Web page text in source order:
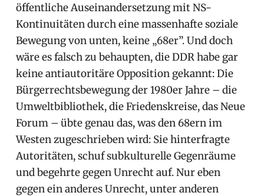
öffentliche Auseinandersetzung mit NS-
Kontinuitäten durch eine massenhafte soziale
Bewegung von unten, keine „68er”. Und doch
wäre es falsch zu behaupten, die DDR habe gar
keine antiautoritäre Opposition gekannt: Die
Bürgerrechtsbewegung der 1980er Jahre – die
Umweltbibliothek, die Friedenskreise, das Neue
Forum – übte genau das, was den 68ern im
Westen zugeschrieben wird: Sie hinterfragte
Autoritäten, schuf subkulturelle Gegenräume
und begehrte gegen Unrecht auf. Nur eben
gegen ein anderes Unrecht, unter anderen